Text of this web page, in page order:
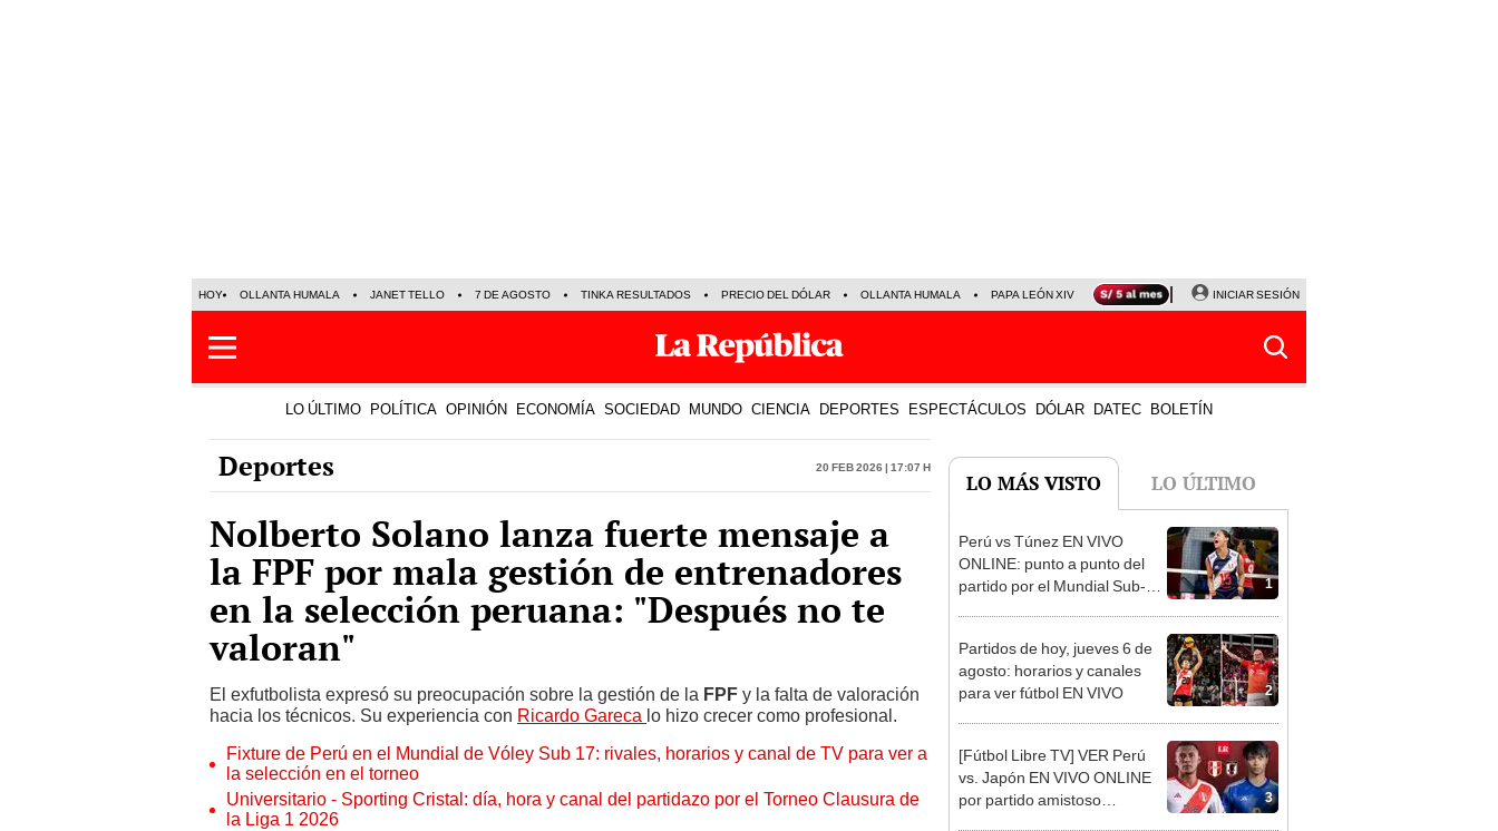
HOY OLLANTA HUMALA JANET TELLO 7 DE AGOSTO TINKA RESULTADOS PRECIO DEL DÓLAR OLLANTA HUMALA PAPA LEÓN XIV NALDY SALDAÑA LA BELLA LUZ
INICIAR SESIÓN
LO ÚLTIMO POLÍTICA OPINIÓN ECONOMÍA SOCIEDAD MUNDO CIENCIA DEPORTES ESPECTÁCULOS DÓLAR DATEC BOLETÍN
Deportes 20 Feb 2026 | 17:07 h
Nolberto Solano lanza fuerte mensaje a
la FPF por mala gestión de entrenadores
en la selección peruana: "Después no te
valoran"
El exfutbolista expresó su preocupación sobre la gestión de la FPF y la falta de valoración
hacia los técnicos. Su experiencia con Ricardo Gareca lo hizo crecer como profesional.
Fixture de Perú en el Mundial de Vóley Sub 17: rivales, horarios y canal de TV para ver a
la selección en el torneo
Universitario - Sporting Cristal: día, hora y canal del partidazo por el Torneo Clausura de
la Liga 1 2026
LO MÁS VISTO LO ÚLTIMO
1
Perú vs Túnez EN VIVO
ONLINE: punto a punto del
partido por el Mundial Sub-17
2
Partidos de hoy, jueves 6 de
agosto: horarios y canales
para ver fútbol EN VIVO
3
[Fútbol Libre TV] VER Perú
vs. Japón EN VIVO ONLINE
por partido amistoso